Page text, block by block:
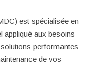
est spécialisée en
appliqué aux besoins
performantes
de vos